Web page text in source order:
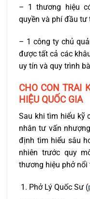
– 1 thương hiệu
quyền và phí đầu tư
– 1 công ty chủ
được tất cả các
uy tín và quy trình
CHO CON TRAI
HIỆU QUỐC GIA
Sau khi tìm hiểu kỹ
nhân tư vấn
định tìm hiểu sâu
nhiên trước quy
thương hiệu phở nổi
Phở Lý Quốc Sư (